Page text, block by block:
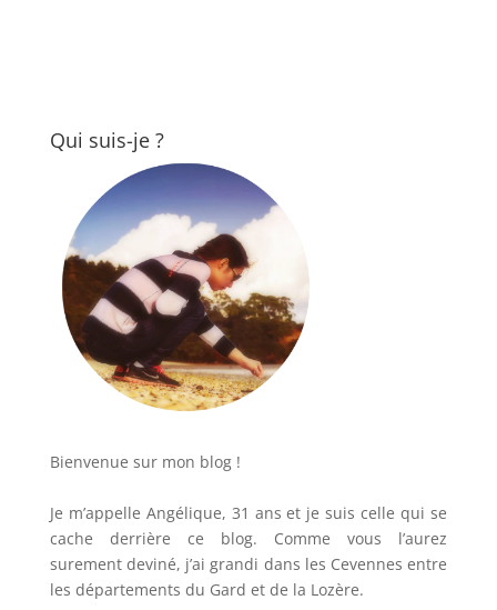
Qui suis-je ?
Bienvenue sur mon blog !
Je m’appelle Angélique, 31 ans et je suis celle qui se
cache derrière ce blog. Comme vous l’aurez
surement deviné, j’ai grandi dans les Cevennes entre
les départements du Gard et de la Lozère.